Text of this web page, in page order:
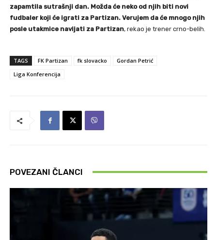
zapamtila sutrašnji dan. Možda će neko od njih biti novi
fudbaler koji će igrati za Partizan. Verujem da će mnogo njih
posle utakmice navijati za Partizan, rekao je trener crno-belih.
TAGS FK Partizan fk slovacko
Gordan Petrić
Liga Konferencija
POVEZANI ČLANCI